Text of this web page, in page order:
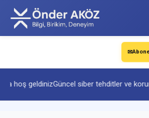
✉
hoş geldinizGüncel siber tehditler ve